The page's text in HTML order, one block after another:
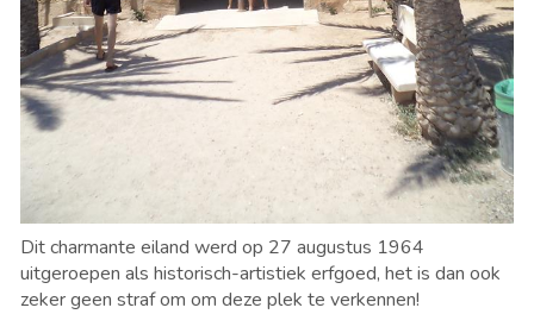
Dit charmante eiland werd op 27 augustus 1964
uitgeroepen als historisch-artistiek erfgoed, het is dan ook
zeker geen straf om om deze plek te verkennen!